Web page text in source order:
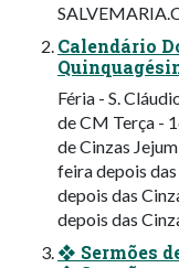
Calendário
Féria - S.
de CM Terça -
de Cinzas
feira depois
depois das
depois das
❖ Sermões